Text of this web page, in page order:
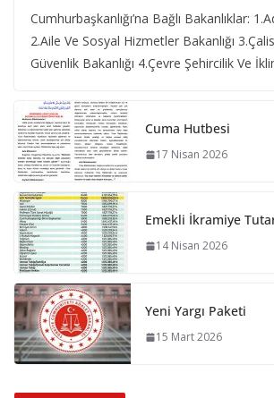
Cumhurbaşkanlığı’na Bağlı Bakanlıklar:
2.Aile Ve Sosyal Hizmetler Bakanlığı
Güvenlik Bakanlığı 4.Çevre Şehircilik Ve
Cuma Hutbesi
17 Nisan 2026
Emekli İkramiye
14 Nisan 2026
Yeni Yargı Paketi
15 Mart 2026